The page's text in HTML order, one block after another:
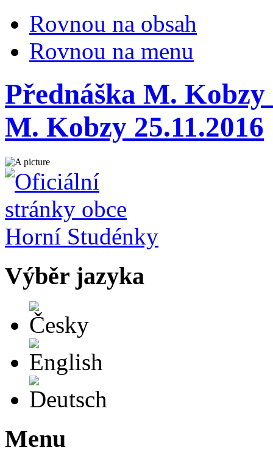
Rovnou na obsah
Rovnou na menu
Přednáška M. Kobzy
M. Kobzy 25.11.2016
Výběr jazyka
Menu